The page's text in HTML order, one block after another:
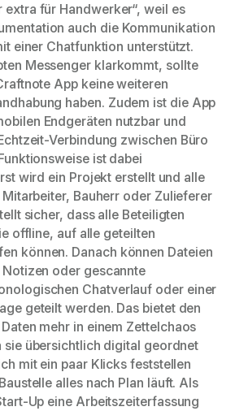
extra für Handwerker“, weil es
auch die Kommunikation
einer Chatfunktion unterstützt.
Messenger klarkommt, sollte
App keine weiteren
haben. Zudem ist die App
Endgeräten nutzbar und
Verbindung zwischen Büro
ist dabei
wird ein Projekt erstellt und alle
Bauherr oder Zulieferer
sicher, dass alle Beteiligten
offline, auf alle geteilten
können. Danach können Dateien
oder gescannte
Chatverlauf oder einer
geteilt werden. Das bietet den
mehr in einem Zettelchaos
sie übersichtlich digital geordnet
mit ein paar Klicks feststellen
alles nach Plan läuft. Als
Up eine Arbeitszeiterfassung